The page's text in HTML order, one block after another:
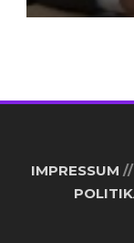
IMPRESSUM //